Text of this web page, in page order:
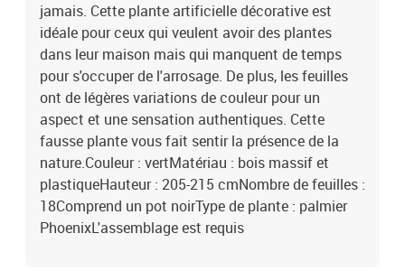
jamais. Cette plante artificielle décorative est
idéale pour ceux qui veulent avoir des plantes
dans leur maison mais qui manquent de temps
pour s'occuper de l'arrosage. De plus, les feuilles
ont de légères variations de couleur pour un
aspect et une sensation authentiques. Cette
fausse plante vous fait sentir la présence de la
nature.Couleur : vertMatériau : bois massif et
plastiqueHauteur : 205-215 cmNombre de feuilles :
18Comprend un pot noirType de plante : palmier
PhoenixL'assemblage est requis